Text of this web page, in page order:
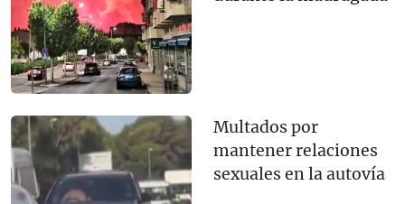
Multados por
mantener relaciones
sexuales en la autovía